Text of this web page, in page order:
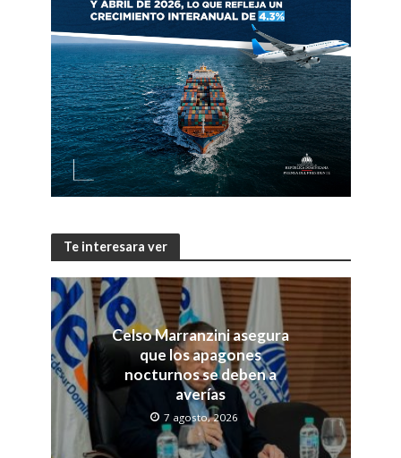
Te interesara ver
Celso Marranzini asegura
que los apagones
nocturnos se deben a
averías
7 agosto, 2026